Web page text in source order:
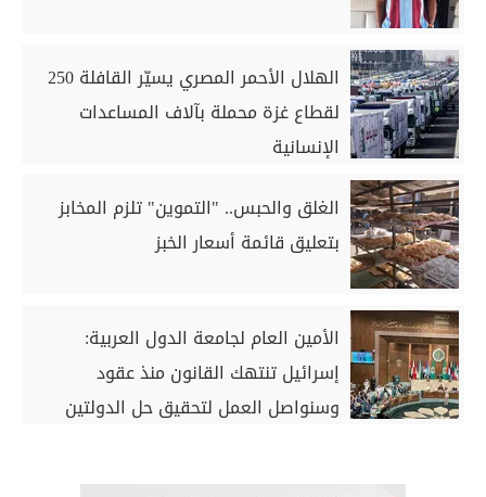
الهلال الأحمر المصري يسيّر القافلة 250
لقطاع غزة محملة بآلاف المساعدات
الإنسانية
الغلق والحبس.. "التموين" تلزم المخابز
بتعليق قائمة أسعار الخبز
الأمين العام لجامعة الدول العربية:
إسرائيل تنتهك القانون منذ عقود
وسنواصل العمل لتحقيق حل الدولتين